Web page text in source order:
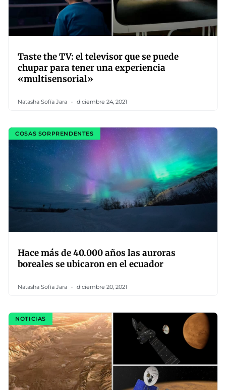
Taste the TV: el televisor que se puede
chupar para tener una experiencia
«multisensorial»
Natasha Sofía Jara diciembre 24, 2021
COSAS SORPRENDENTES
Hace más de 40.000 años las auroras
boreales se ubicaron en el ecuador
Natasha Sofía Jara diciembre 20, 2021
NOTICIAS